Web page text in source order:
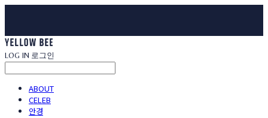
LOG IN 로그인
ABOUT
CELEB
안경